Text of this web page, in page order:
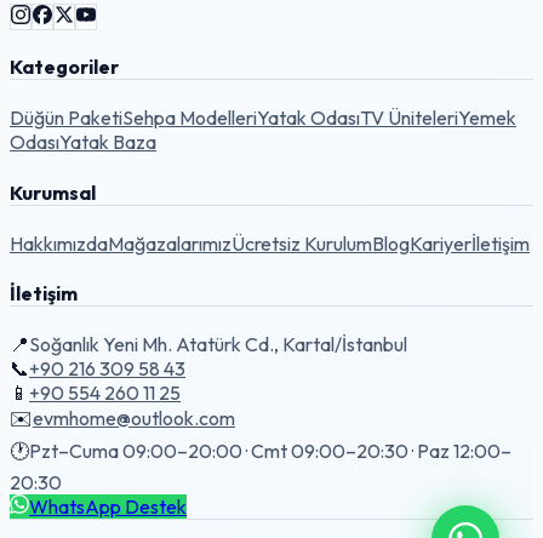
Kategoriler
Düğün PaketiSehpa ModelleriYatak OdasıTV ÜniteleriYemek
OdasıYatak Baza
Kurumsal
HakkımızdaMağazalarımızÜcretsiz KurulumBlogKariyerİletişim
İletişim
📍Soğanlık Yeni Mh. Atatürk Cd., Kartal/İstanbul
📞+90 216 309 58 43
📱 +90 554 260 11 25
✉️evmhome@outlook.com
🕐Pzt–Cuma 09:00–20:00 · Cmt 09:00–20:30 · Paz 12:00–
20:30
WhatsApp Destek